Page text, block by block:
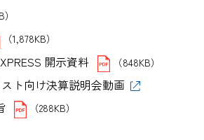
（1,878KB）
開示資料 （848KB）
ト向け決算説明会動画
（288KB）